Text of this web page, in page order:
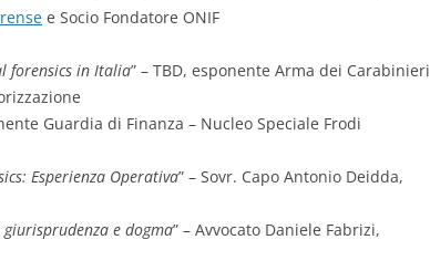
e Socio Fondatore ONIF
forensics in Italia” – TBD, esponente Arma dei Carabinieri
Guardia di Finanza – Nucleo Speciale Frodi
Esperienza Operativa” – Sovr. Capo Antonio Deidda,
e dogma” – Avvocato Daniele Fabrizi,